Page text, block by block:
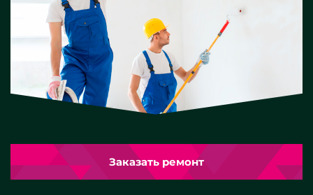
Заказать ремонт